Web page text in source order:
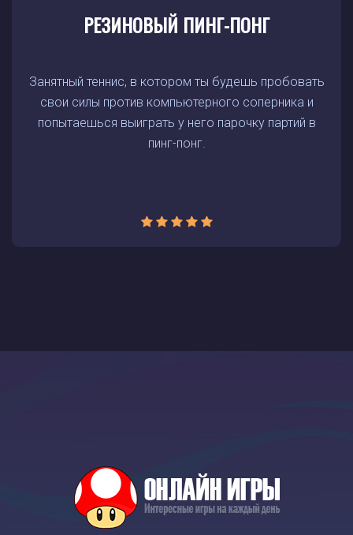
РЕЗИНОВЫЙ ПИНГ-ПОНГ
Занятный теннис, в котором ты будешь пробовать
свои силы против компьютерного соперника и
попытаешься выиграть у него парочку партий в
пинг-понг.